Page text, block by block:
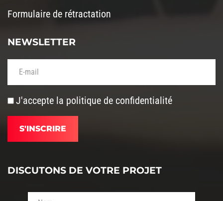
Formulaire de rétractation
NEWSLETTER
Votre adresse de messagerie (obligatoire)
J'accepte la politique de confidentialité
DISCUTONS DE VOTRE PROJET
Votre nom (obligatoire)